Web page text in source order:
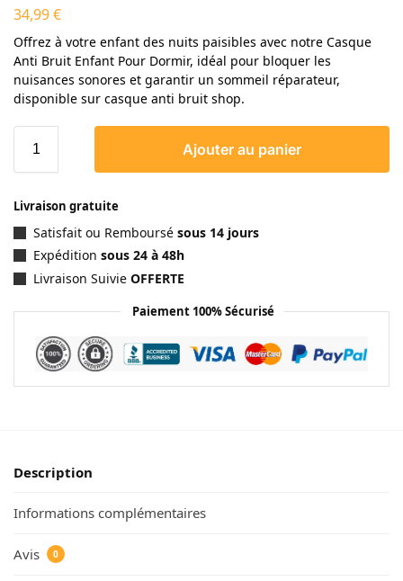
34,99€
Offrez à votre enfant des nuits paisibles avec notre Casque
Anti Bruit Enfant Pour Dormir, idéal pour bloquer les
nuisances sonores et garantir un sommeil réparateur,
disponible sur casque anti bruit shop.
Ajouter au panier
Livraison gratuite
Satisfait ou Remboursé sous 14 jours
Expédition sous 24 à 48h
Livraison Suivie OFFERTE
Paiement 100% Sécurisé
Description
Informations complémentaires
Avis 0